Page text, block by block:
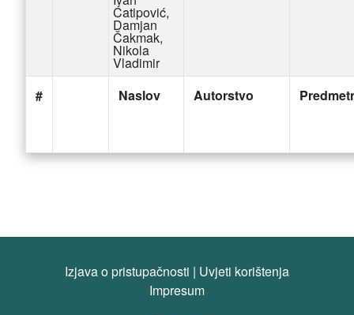
# Naslov Autorstvo
Ćatipović,
Damjan
Čakmak,
Nikola
Vladimir
Izjava o pristupačnosti | Uvjeti korištenja
Impresum